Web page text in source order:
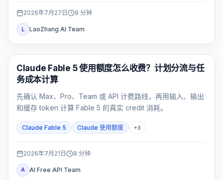
2026年7月27日 9 分钟
L LaoZhang AI Team
Claude Code
Claude Fable 5 使用额度怎么收费？计划分流与任
务成本计算
先确认 Max、Pro、Team 或 API 计费路线，再用输入、输出
和缓存 token 计算 Fable 5 的真实 credit 消耗。
Claude Fable 5 Claude 使用额度 +3
2026年7月21日 8 分钟
A AI Free API Team